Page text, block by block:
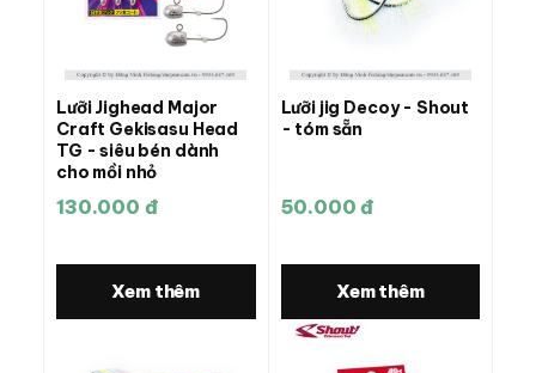
Lưỡi Jighead Major
Craft Gekisasu Head
TG - siêu bén dành
cho mồi nhỏ
130.000 đ
Xem thêm
Lưỡi jig Decoy - Shout
- tóm sẵn
50.000 đ
Xem thêm